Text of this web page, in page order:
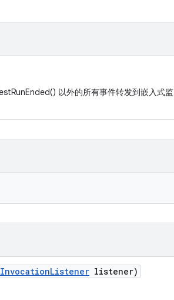
以外的所有事件转发到嵌入式监
InvocationListener listener)